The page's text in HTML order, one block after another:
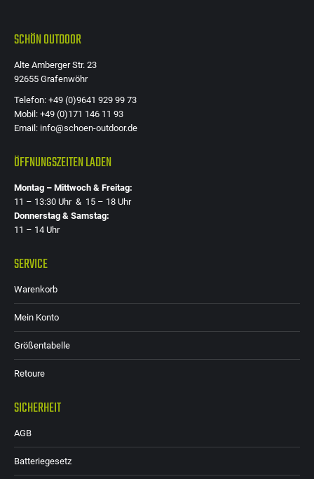
SCHÖN OUTDOOR
Alte Amberger Str. 23
92655 Grafenwöhr
Telefon: +49 (0)9641 929 99 73
Mobil: +49 (0)171 146 11 93
Email: info@schoen-outdoor.de
ÖFFNUNGSZEITEN LADEN
Montag – Mittwoch & Freitag:
11 – 13:30 Uhr & 15 – 18 Uhr
Donnerstag & Samstag:
11 – 14 Uhr
SERVICE
Warenkorb
Mein Konto
Größentabelle
Retoure
SICHERHEIT
AGB
Batteriegesetz